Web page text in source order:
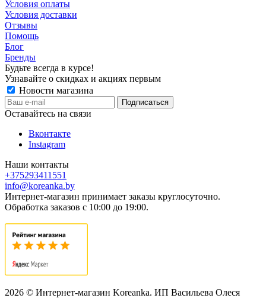
Условия оплаты
Условия доставки
Отзывы
Помощь
Блог
Бренды
Будьте всегда в курсе!
Узнавайте о скидках и акциях первым
Новости магазина
Оставайтесь на связи
Вконтакте
Instagram
Наши контакты
+375293411551
info@koreanka.by
Интернет-магазин принимает заказы круглосуточно.
Обработка заказов с 10:00 до 19:00.
2026 © Интернет-магазин Koreanka. ИП Васильева Олеся